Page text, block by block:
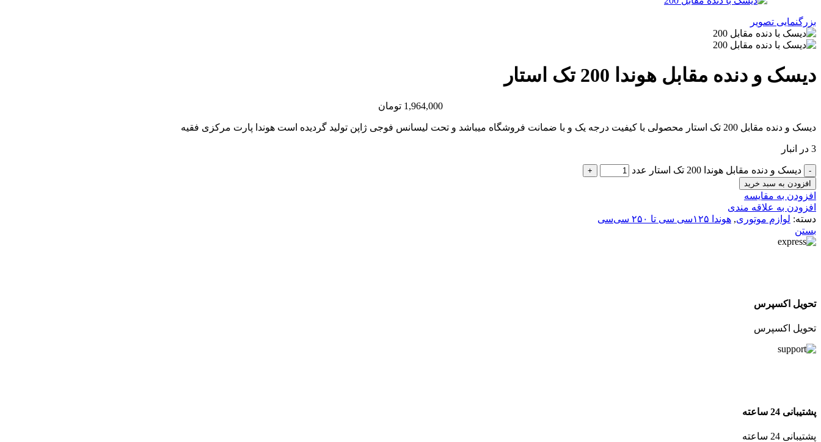
بزرگنمایی تصویر
دیسک و دنده مقابل هوندا 200 تک استار
1,964,000 تومان
دیسک و دنده مقابل 200 تک استار محصولی با کیفیت درجه یک و با ضمانت فروشگاه میباشد و تحت لیسانس فوجی ژاپن تولید گردیده است هوندا پارت مرکزی فقیه
3 در انبار
دیسک و دنده مقابل هوندا 200 تک استار عدد
افزودن به سبد خرید
افزودن به مقایسه
افزودن به علاقه مندی
دسته: لوازم موتوری, هوندا ۱۲۵سی سی تا ۲۵۰ سی‌سی
بستن
تحویل اکسپرس
تحویل اکسپرس
پشتیبانی 24 ساعته
پشتیبانی 24 ساعته